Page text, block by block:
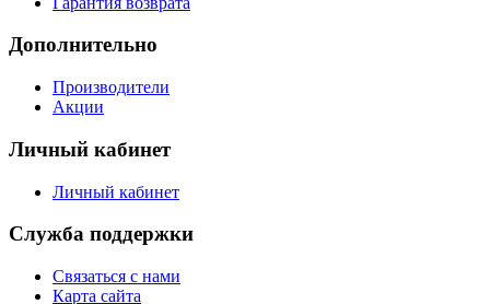
Дополнительно
Производители
Акции
Личный кабинет
Личный кабинет
Служба поддержки
Связаться с нами
Карта сайта